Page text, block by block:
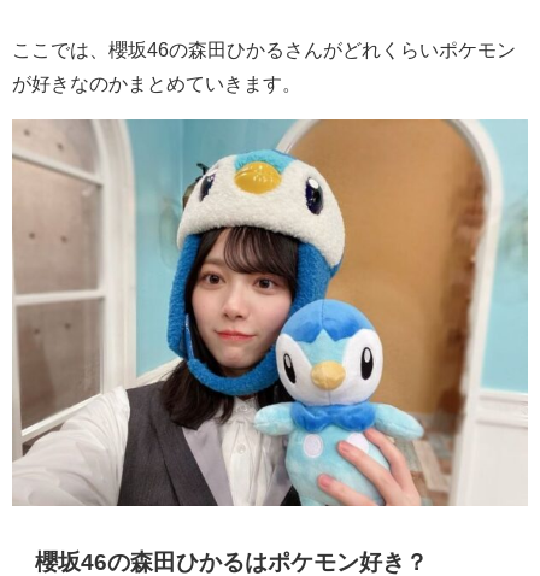
ここでは、櫻坂46の森田ひかるさんがどれくらいポケモン
が好きなのかまとめていきます。
櫻坂46の森田ひかるはポケモン好き？